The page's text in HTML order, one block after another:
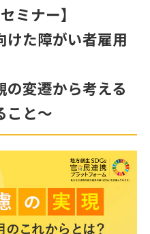
ミナー】
けた障がい者雇用
の変遷から考える
こと～